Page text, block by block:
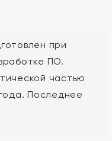
при
ПО.
частью
Последнее